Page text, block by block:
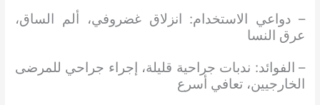
– دواعي الاستخدام: انزلاق غضروفي، ألم الساق،
عرق النسا
– الفوائد: ندبات جراحية قليلة، إجراء جراحي للمرضى
الخارجيين، تعافي أسرع